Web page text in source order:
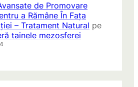
de Promovare
a Rămâne În Fața
– Tratament Natural pe
tainele mezosferei